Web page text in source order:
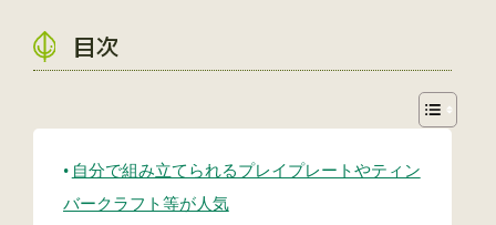
目次
自分で組み立てられるプレイプレートやティン
バークラフト等が人気